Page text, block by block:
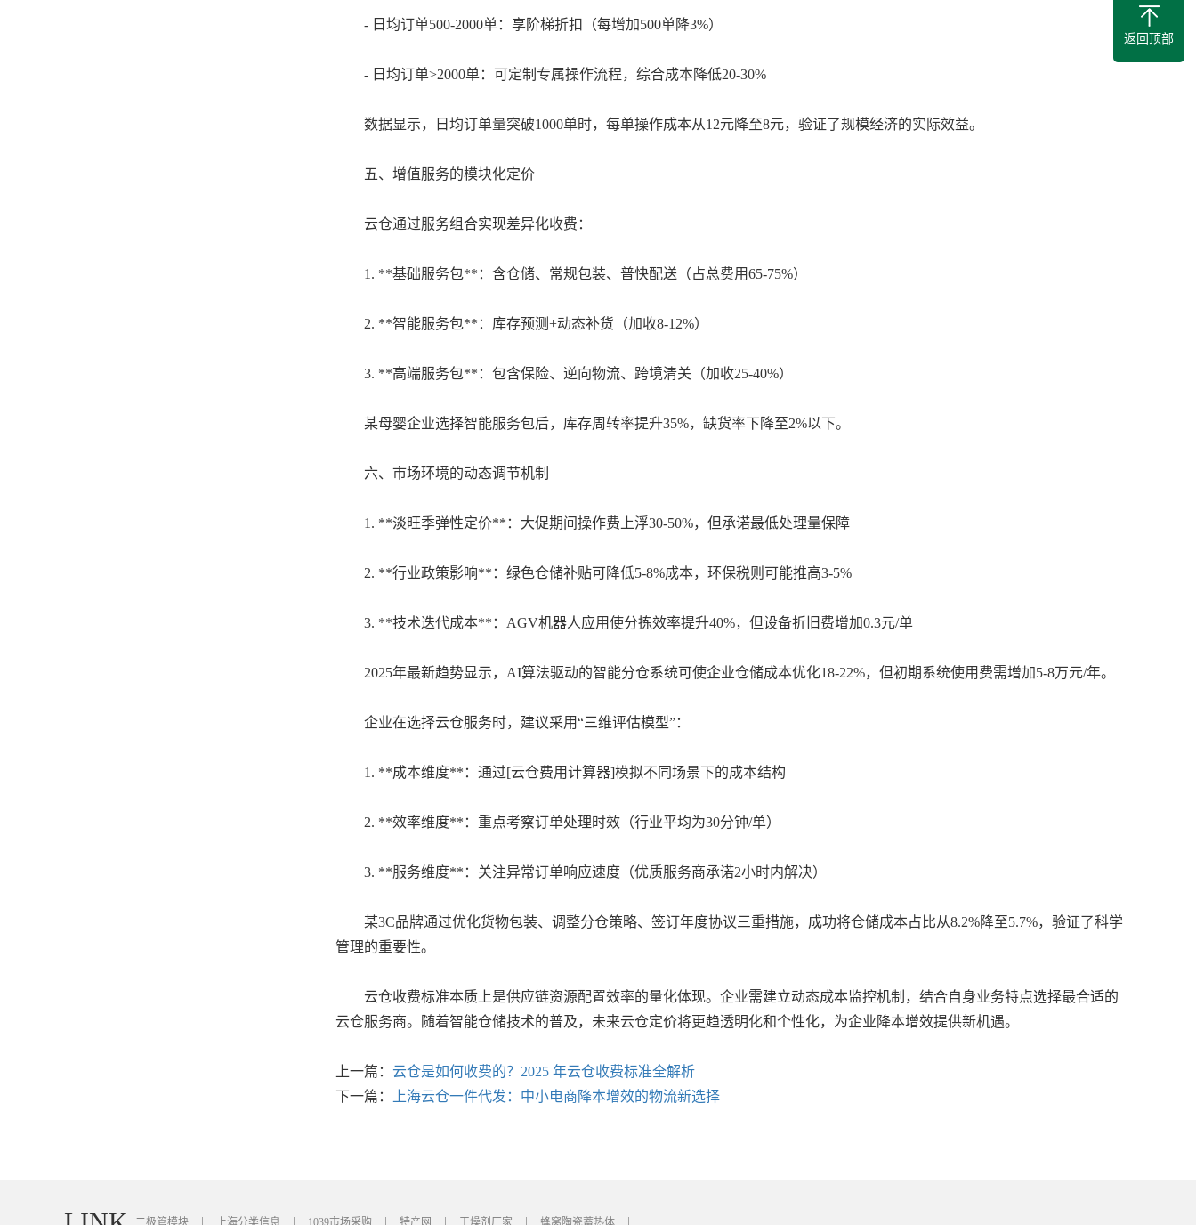
- 日均订单500-2000单：享阶梯折扣（每增加500单降3%）
- 日均订单>2000单：可定制专属操作流程，综合成本降低20-30%
数据显示，日均订单量突破1000单时，每单操作成本从12元降至8元，验证了规模经济的实际效益。
五、增值服务的模块化定价
云仓通过服务组合实现差异化收费：
1. **基础服务包**：含仓储、常规包装、普快配送（占总费用65-75%）
2. **智能服务包**：库存预测+动态补货（加收8-12%）
3. **高端服务包**：包含保险、逆向物流、跨境清关（加收25-40%）
某母婴企业选择智能服务包后，库存周转率提升35%，缺货率下降至2%以下。
六、市场环境的动态调节机制
1. **淡旺季弹性定价**：大促期间操作费上浮30-50%，但承诺最低处理量保障
2. **行业政策影响**：绿色仓储补贴可降低5-8%成本，环保税则可能推高3-5%
3. **技术迭代成本**：AGV机器人应用使分拣效率提升40%，但设备折旧费增加0.3元/单
2025年最新趋势显示，AI算法驱动的智能分仓系统可使企业仓储成本优化18-22%，但初期系统使用费需增加5-8万元/年。
企业在选择云仓服务时，建议采用“三维评估模型”：
1. **成本维度**：通过[云仓费用计算器]模拟不同场景下的成本结构
2. **效率维度**：重点考察订单处理时效（行业平均为30分钟/单）
3. **服务维度**：关注异常订单响应速度（优质服务商承诺2小时内解决）
某3C品牌通过优化货物包装、调整分仓策略、签订年度协议三重措施，成功将仓储成本占比从8.2%降至5.7%，验证了科学
管理的重要性。
云仓收费标准本质上是供应链资源配置效率的量化体现。企业需建立动态成本监控机制，结合自身业务特点选择最合适的
云仓服务商。随着智能仓储技术的普及，未来云仓定价将更趋透明化和个性化，为企业降本增效提供新机遇。
上一篇： 云仓是如何收费的？2025 年云仓收费标准全解析
下一篇：
上海云仓一件代发：中小电商降本增效的物流新选择
返回顶部